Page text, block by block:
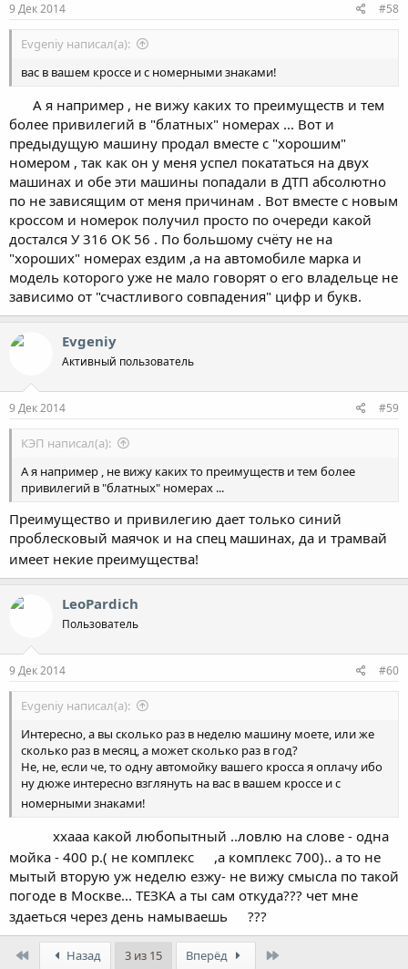
9 Дек 2014 #58
Evgeniy написал(а):
вас в вашем кроссе и с номерными знаками!
А я например , не вижу каких то преимуществ и тем
более привилегий в "блатных" номерах ... Вот и
предыдущую машину продал вместе с "хорошим"
номером , так как он у меня успел покататься на двух
машинах и обе эти машины попадали в ДТП абсолютно
по не зависящим от меня причинам . Вот вместе с новым
кроссом и номерок получил просто по очереди какой
достался У 316 ОК 56 . По большому счёту не на
"хороших" номерах ездим ,а на автомобиле марка и
модель которого уже не мало говорят о его владельце не
зависимо от "счастливого совпадения" цифр и букв.
Evgeniy
Активный пользователь
9 Дек 2014 #59
КЭП написал(а):
А я например , не вижу каких то преимуществ и тем более
привилегий в "блатных" номерах ...
Преимущество и привилегию дает только синий
проблесковый маячок и на спец машинах, да и трамвай
имеет некие преимущества!
LeoPardich
Пользователь
9 Дек 2014 #60
Evgeniy написал(а):
Интересно, а вы сколько раз в неделю машину моете, или же
сколько раз в месяц, а может сколько раз в год?
Не, не, если че, то одну автомойку вашего кросса я оплачу ибо
ну дюже интересно взглянуть на вас в вашем кроссе и с
номерными знаками!
ххааа какой любопытный ..ловлю на слове - одна
мойка - 400 р.( не комплекс
,а комплекс 700).. а то не
мытый вторую уж неделю езжу- не вижу смысла по такой
погоде в Москве... ТЕЗКА а ты сам откуда??? чет мне
здаеться через день намываешь
???
Назад 3 из 15 Вперёд